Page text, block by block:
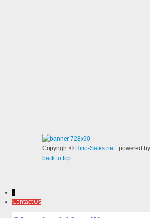
Copyright © Hino-Sales.net| powered by
back to top
↓
Contact Us